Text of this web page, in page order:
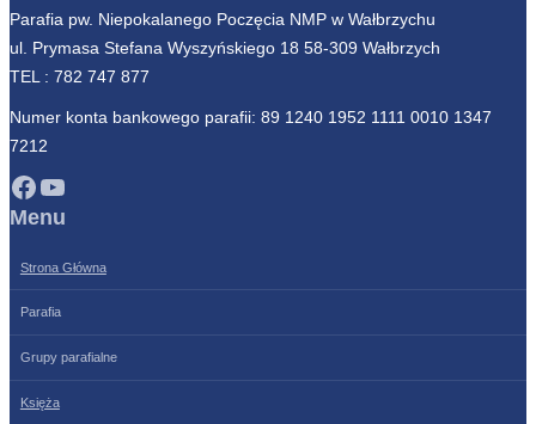
Parafia pw. Niepokalanego Poczęcia NMP w Wałbrzychu
ul. Prymasa Stefana Wyszyńskiego 18 58-309 Wałbrzych
TEL : 782 747 877
Numer konta bankowego parafii: 89 1240 1952 1111 0010 1347
7212
Facebook YouTube
Menu
Strona Główna
Parafia
Grupy parafialne
Księża